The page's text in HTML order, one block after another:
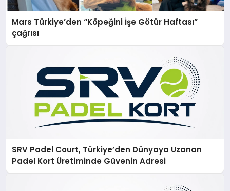
Mars Türkiye’den “Köpeğini İşe Götür Haftası”
çağrısı
SRV Padel Court, Türkiye’den Dünyaya Uzanan
Padel Kort Üretiminde Güvenin Adresi